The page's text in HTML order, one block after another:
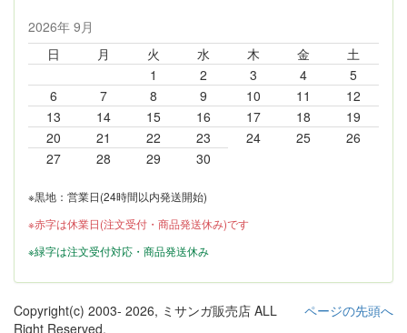
2026年 9月
日
月 火 水 木 金
土
1
2 3 4
5
6
7 8 9 10 11
12
13
14 15 16 17 18
19
20
21 22 23 24 25
26
27
28 29 30
※黒地：営業日(24時間以内発送開始)
※赤字は休業日(注文受付・商品発送休み)です
※緑字は注文受付対応・商品発送休み
ページの先頭へ
Copyright(c) 2003- 2026, ミサンガ販売店 ALL
Right Reserved.